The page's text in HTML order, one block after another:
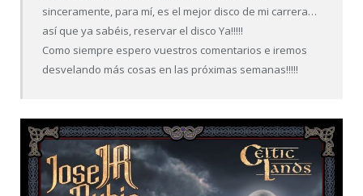
sinceramente, para mí, es el mejor disco de mi carrera…
así que ya sabéis, reservar el disco Ya!!!!!
Como siempre espero vuestros comentarios e iremos
desvelando más cosas en las próximas semanas!!!!!